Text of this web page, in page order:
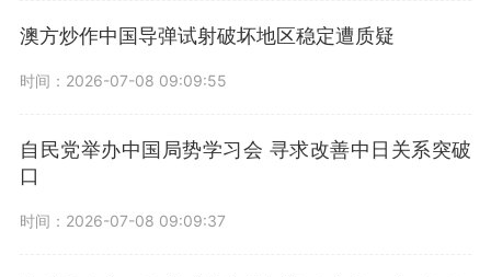
澳方炒作中国导弹试射破坏地区稳定遭质疑
时间：2026-07-08 09:09:55
自民党举办中国局势学习会 寻求改善中日关系突破
口
时间：2026-07-08 09:09:37